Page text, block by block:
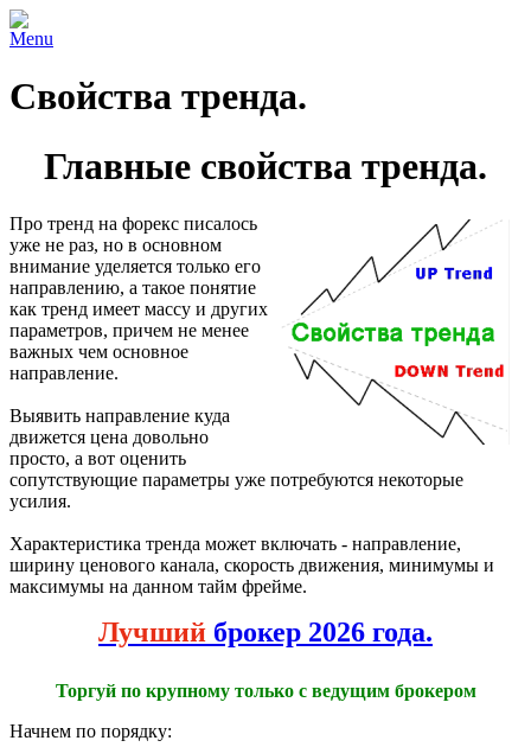
Menu
Свойства тренда.
Главные свойства тренда.
Про тренд на форекс писалось
уже не раз, но в основном
внимание уделяется только его
направлению, а такое понятие
как тренд имеет массу и других
параметров, причем не менее
важных чем основное
направление.
Выявить направление куда
движется цена довольно
просто, а вот оценить
сопутствующие параметры уже потребуются некоторые
усилия.
Характеристика тренда может включать - направление,
ширину ценового канала, скорость движения, минимумы и
максимумы на данном тайм фрейме.
Лучший брокер 2026 года.
Торгуй по крупному только с ведущим брокером
Начнем по порядку: